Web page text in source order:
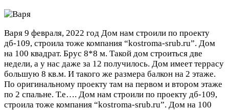
Варя 9 февраля, 2022 год Дом нам строили по проекту
дб-109, строила тоже компания “kostroma-srub.ru”. Дом
на 100 квадрат. Брус 8*8 м. Такой дом строиться две
недели, а у нас даже за 12 получилось. Дом имеет террасу
большую 8 кв.м. И такого же размера балкон на 2 этаже.
По оригинальному проекту там на первом и втором этаже
по 2 спальне. Т.е…. Дом нам строили по проекту дб-109,
строила тоже компания “kostroma-srub.ru”. Дом на 100